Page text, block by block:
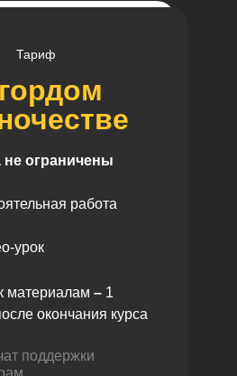
Тариф
работа
урок
материалам – 1
окончания курса
не ограничены
поддержки